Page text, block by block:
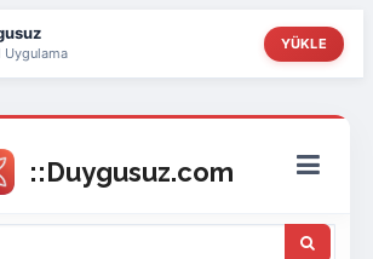
Uygulama
YÜKLE